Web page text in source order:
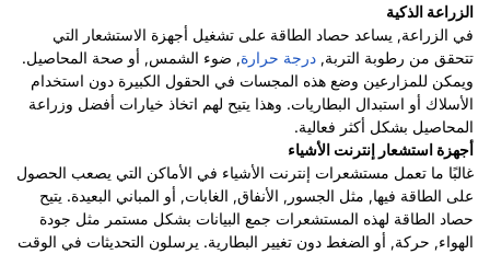
الزراعة الذكية
في الزراعة, يساعد حصاد الطاقة على تشغيل أجهزة الاستشعار التي
تتحقق من رطوبة التربة, درجة حرارة, ضوء الشمس, أو صحة المحاصيل.
ويمكن للمزارعين وضع هذه المجسات في الحقول الكبيرة دون استخدام
الأسلاك أو استبدال البطاريات. وهذا يتيح لهم اتخاذ خيارات أفضل وزراعة
المحاصيل بشكل أكثر فعالية.
أجهزة استشعار إنترنت الأشياء
غالبًا ما تعمل مستشعرات إنترنت الأشياء في الأماكن التي يصعب الحصول
على الطاقة فيها, مثل الجسور, الأنفاق, الغابات, أو المباني البعيدة. يتيح
حصاد الطاقة لهذه المستشعرات جمع البيانات بشكل مستمر مثل جودة
الهواء, حركة, أو الضغط دون تغيير البطارية. يرسلون التحديثات في الوقت